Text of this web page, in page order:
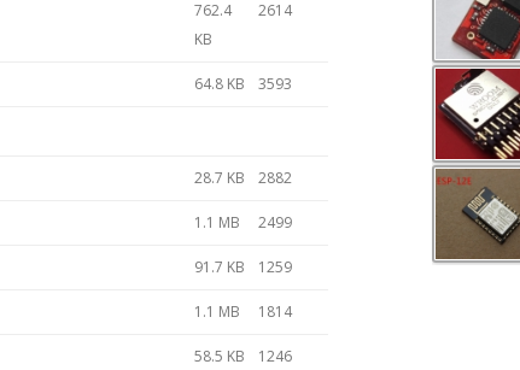
762.4
KB
2614
64.8 KB 3593
28.7 KB 2882
1.1 MB 2499
91.7 KB 1259
1.1 MB 1814
58.5 KB 1246